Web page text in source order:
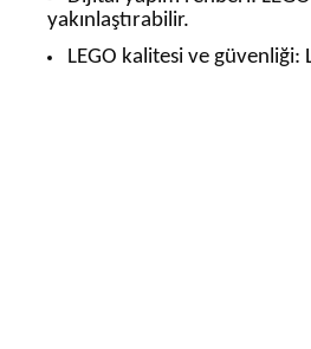
yakınlaştırabilir.
LEGO kalitesi ve güvenliği: